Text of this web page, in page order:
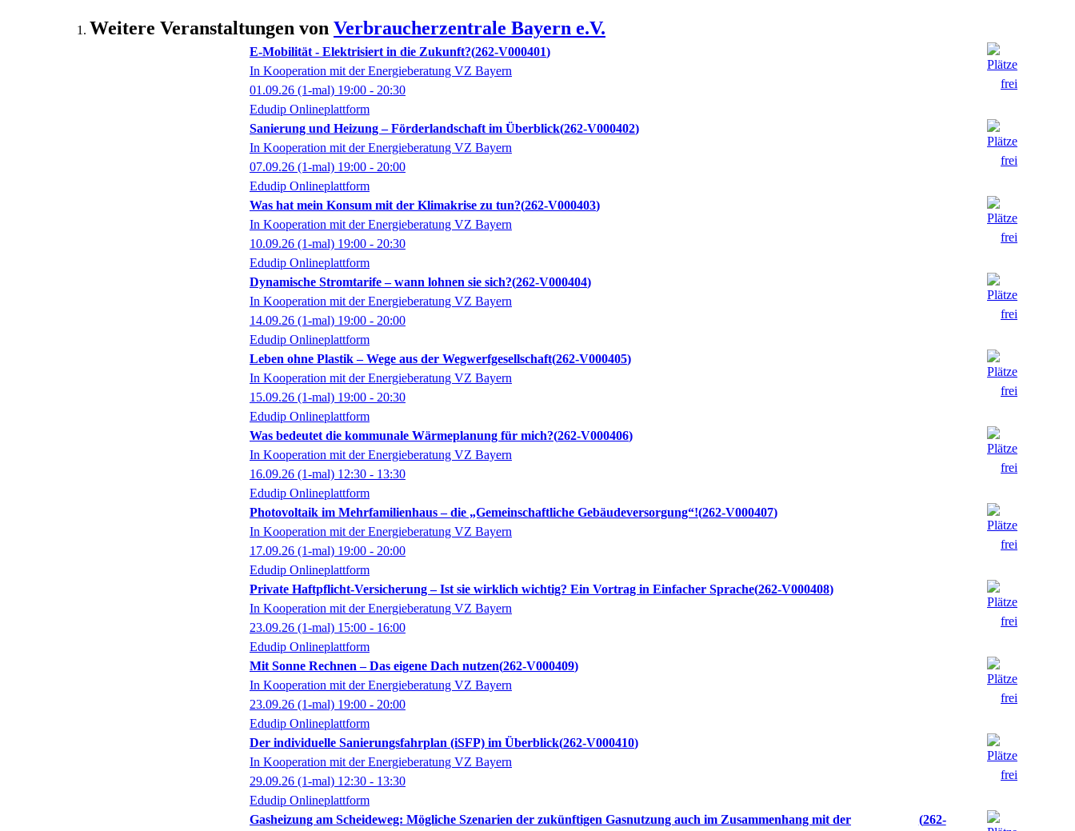
Weitere Veranstaltungen von Verbraucherzentrale Bayern e.V.
E-Mobilität - Elektrisiert in die Zukunft? 262-V000401
In Kooperation mit der Energieberatung VZ Bayern
01.09.26 (1-mal) 19:00 - 20:30
Edudip Onlineplattform
Sanierung und Heizung – Förderlandschaft im Überblick 262-V000402
In Kooperation mit der Energieberatung VZ Bayern
07.09.26 (1-mal) 19:00 - 20:00
Edudip Onlineplattform
Was hat mein Konsum mit der Klimakrise zu tun? 262-V000403
In Kooperation mit der Energieberatung VZ Bayern
10.09.26 (1-mal) 19:00 - 20:30
Edudip Onlineplattform
Dynamische Stromtarife – wann lohnen sie sich? 262-V000404
In Kooperation mit der Energieberatung VZ Bayern
14.09.26 (1-mal) 19:00 - 20:00
Edudip Onlineplattform
Leben ohne Plastik – Wege aus der Wegwerfgesellschaft 262-V000405
In Kooperation mit der Energieberatung VZ Bayern
15.09.26 (1-mal) 19:00 - 20:30
Edudip Onlineplattform
Was bedeutet die kommunale Wärmeplanung für mich? 262-V000406
In Kooperation mit der Energieberatung VZ Bayern
16.09.26 (1-mal) 12:30 - 13:30
Edudip Onlineplattform
Photovoltaik im Mehrfamilienhaus – die „Gemeinschaftliche Gebäudeversorgung“! 262-V000407
In Kooperation mit der Energieberatung VZ Bayern
17.09.26 (1-mal) 19:00 - 20:00
Edudip Onlineplattform
Private Haftpflicht-Versicherung – Ist sie wirklich wichtig? Ein Vortrag in Einfacher Sprache 262-V000408
In Kooperation mit der Energieberatung VZ Bayern
23.09.26 (1-mal) 15:00 - 16:00
Edudip Onlineplattform
Mit Sonne Rechnen – Das eigene Dach nutzen 262-V000409
In Kooperation mit der Energieberatung VZ Bayern
23.09.26 (1-mal) 19:00 - 20:00
Edudip Onlineplattform
Der individuelle Sanierungsfahrplan (iSFP) im Überblick 262-V000410
In Kooperation mit der Energieberatung VZ Bayern
29.09.26 (1-mal) 12:30 - 13:30
Edudip Onlineplattform
Gasheizung am Scheideweg: Mögliche Szenarien der zukünftigen Gasnutzung auch im Zusammenhang mit der
262-